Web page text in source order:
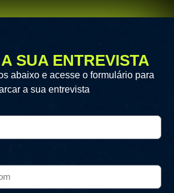
SUA ENTREVISTA
abaixo e acesse o formulário para
a sua entrevista